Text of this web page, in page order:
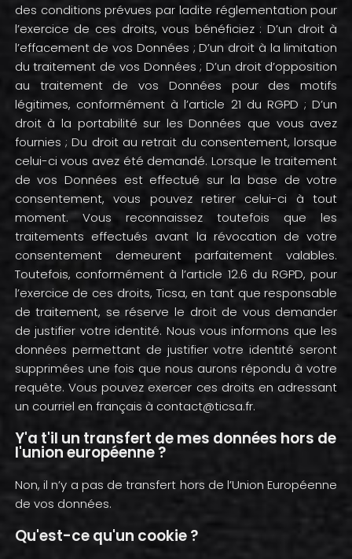
des conditions prévues par ladite réglementation pour
l’exercice de ces droits, vous bénéficiez : D’un droit à
l’effacement de vos Données ; D’un droit à la limitation
du traitement de vos Données ; D’un droit d’opposition
au traitement de vos Données pour des motifs
légitimes, conformément à l’article 21 du RGPD ; D’un
droit à la portabilité sur les Données que vous avez
fournies ; Du droit au retrait du consentement, lorsque
celui-ci vous avez été demandé. Lorsque le traitement
de vos Données est effectué sur la base de votre
consentement, vous pouvez retirer celui-ci à tout
moment. Vous reconnaissez toutefois que les
traitements effectués avant la révocation de votre
consentement demeurent parfaitement valables.
Toutefois, conformément à l’article 12.6 du RGPD, pour
l’exercice de ces droits, Ticsa, en tant que responsable
de traitement, se réserve le droit de vous demander
de justifier votre identité. Nous vous informons que les
données permettant de justifier votre identité seront
supprimées une fois que nous aurons répondu à votre
requête. Vous pouvez exercer ces droits en adressant
un courriel en français à contact@ticsa.fr.
Y'a t'il un transfert de mes données hors de
l'union européenne ?
Non, il n’y a pas de transfert hors de l’Union Européenne
de vos données.
Qu'est-ce qu'un cookie ?